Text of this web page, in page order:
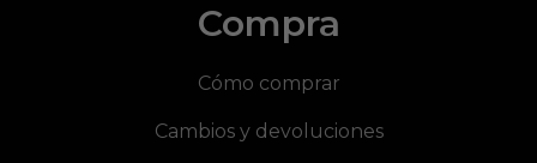
Compra
Cómo comprar
Cambios y devoluciones